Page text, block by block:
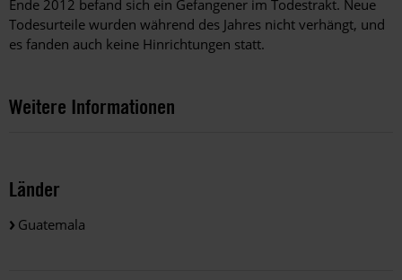
Ende 2012 befand sich ein Gefangener im Todestrakt. Neue
Todesurteile wurden während des Jahres nicht verhängt, und
es fanden auch keine Hinrichtungen statt.
Weitere Informationen
Länder
Guatemala